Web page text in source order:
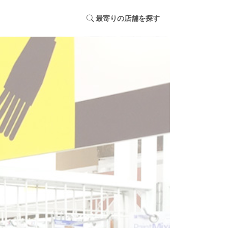
最寄りの店舗を探す